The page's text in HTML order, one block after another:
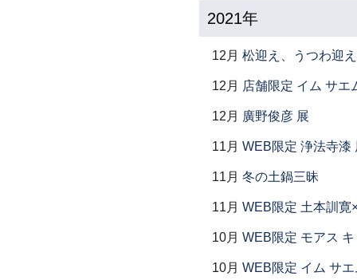
2021年
12月 松迎え、うつわ迎
12月 店舗限定 イム サ
12月 廣野俊彦 展
11月 WEB限定 浄法寺漆
11月 冬の土鍋三昧
11月 WEB限定 土本訓寛
10月 WEB限定 モアス
10月 WEB限定 イム サ